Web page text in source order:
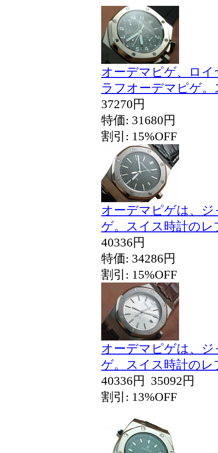
オーデマピゲ、ロ
ラフオーデマピゲ
37270円
特価: 31680円
割引: 15%OFF
オーデマピゲは、
ゲ。スイス時計のレ
40336円
特価: 34286円
割引: 15%OFF
オーデマピゲは、
ゲ。スイス時計のレ
40336円
35092円
割引: 13%OFF